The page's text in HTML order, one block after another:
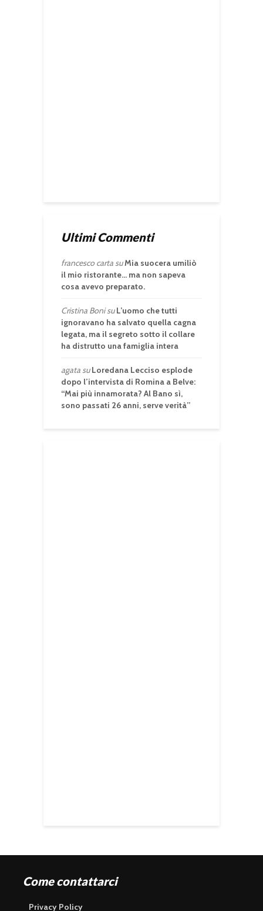
Ultimi Commenti
francesco cartasuMia suocera umiliò
il mio ristorante… ma non sapeva
cosa avevo preparato.
Cristina BonisuL’uomo che tutti
ignoravano ha salvato quella cagna
legata, ma il segreto sotto il collare
ha distrutto una famiglia intera
agatasuLoredana Lecciso esplode
dopo l’intervista di Romina a Belve:
“Mai più innamorata? Al Bano sì,
sono passati 26 anni, serve verità”
Come contattarci
Privacy Policy